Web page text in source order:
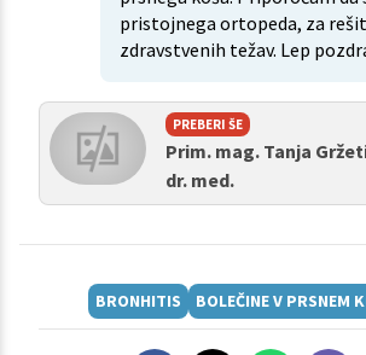
pristojnega ortopeda, za
zdravstvenih težav. Lep
PREBERI ŠE
Prim. mag. Tanja
dr. med.
BRONHITIS BOLEČINE V PRSNEM